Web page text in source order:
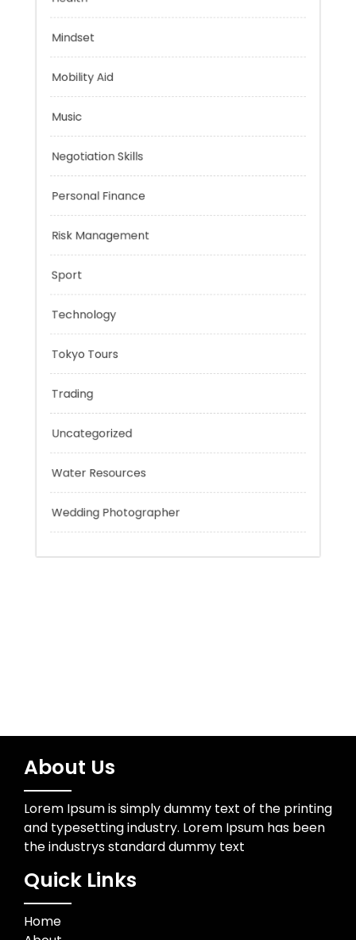
Health
Mindset
Mobility Aid
Music
Negotiation Skills
Sport
Technology
Tokyo Tours
Trading
Uncategorized
About Us
Lorem Ipsum is simply dummy text of the printing
and typesetting industry. Lorem Ipsum has been
the industrys standard dummy text
Quick Links
Home